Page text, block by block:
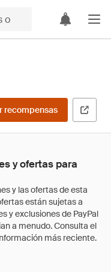
recompensas
y ofertas para